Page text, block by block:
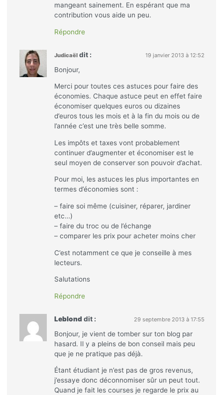
mangeant sainement. En espérant que ma
contribution vous aide un peu.
Répondre
Judicaël dit : 19 janvier 2013 à 12:52
Bonjour,
Merci pour toutes ces astuces pour faire des
économies. Chaque astuce peut en effet faire
économiser quelques euros ou dizaines
d’euros tous les mois et à la fin du mois ou de
l’année c’est une très belle somme.
Les impôts et taxes vont probablement
continuer d’augmenter et économiser est le
seul moyen de conserver son pouvoir d’achat.
Pour moi, les astuces les plus importantes en
termes d’économies sont :
– faire soi même (cuisiner, réparer, jardiner
etc…)
– faire du troc ou de l’échange
– comparer les prix pour acheter moins cher
C’est notamment ce que je conseille à mes
lecteurs.
Salutations
Répondre
Leblond dit : 29 septembre 2013 à 17:55
Bonjour, je vient de tomber sur ton blog par
hasard. Il y a pleins de bon conseil mais peu
que je ne pratique pas déjà.
Étant étudiant je n’est pas de gros revenus,
j’essaye donc déconnomiser sûr un peut tout.
Quand je fait les courses je regarde le prix au